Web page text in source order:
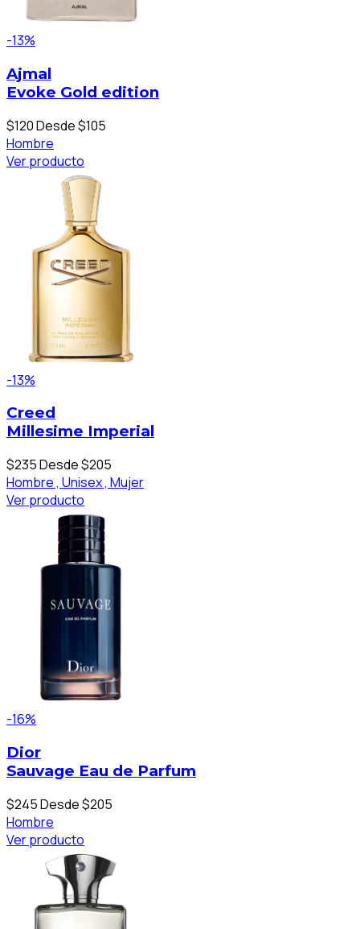
-13%
Ajmal
Evoke Gold edition
$120Desde $105
Hombre
Ver producto
-13%
Creed
Millesime Imperial
$235Desde $205
Hombre , Unisex , Mujer
Ver producto
-16%
Dior
Sauvage Eau de Parfum
$245Desde $205
Hombre
Ver producto